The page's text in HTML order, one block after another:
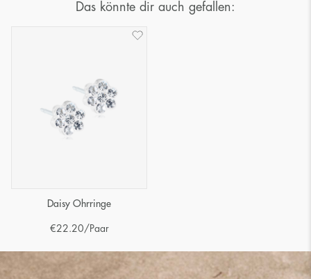
Das könnte dir auch gefallen:
Daisy Ohrringe
€22.20/Paar